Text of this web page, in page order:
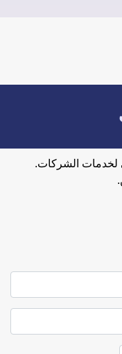
لخدمات الشركات.